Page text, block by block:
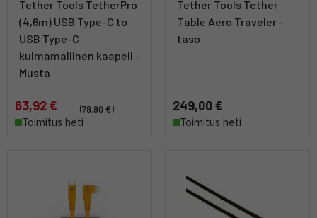
Tether Tools TetherPro
(4,6m) USB Type-C to
USB Type-C
kulmamallinen kaapeli -
Musta
63,92 €
(79,90 €)
Toimitus heti
Tether Tools Tether
Table Aero Traveler -
taso
249,00 €
Toimitus heti